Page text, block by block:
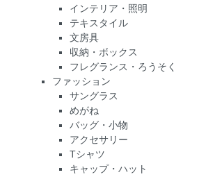
インテリア・照明
テキスタイル
文房具
収納・ボックス
フレグランス・ろうそく
ファッション
サングラス
めがね
バッグ・小物
アクセサリー
Tシャツ
キャップ・ハット